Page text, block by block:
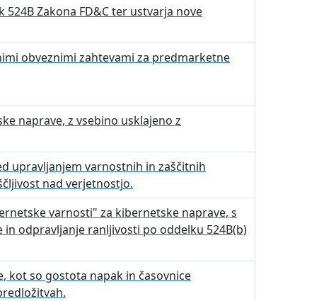
524B Zakona FD&C ter ustvarja nove
obveznimi zahtevami za predmarketne
naprave, z vsebino usklajeno z
upravljanjem varnostnih in zaščitnih
nad verjetnostjo.
varnosti" za kibernetske naprave, s
odpravljanje ranljivosti po oddelku 524B(b)
kot so gostota napak in časovnice